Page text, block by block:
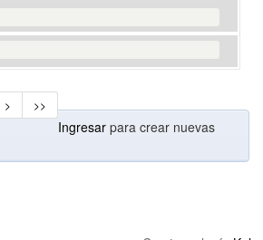
> >>
Ingresar para crear nuevas